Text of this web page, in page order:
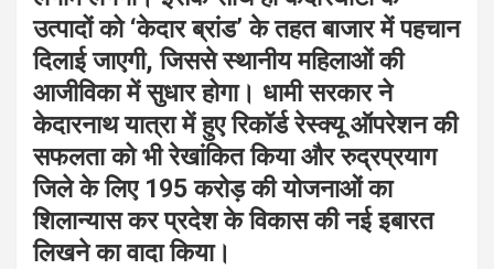
उत्पादों को ‘केदार ब्रांड’ के तहत बाजार में पहचान
दिलाई जाएगी, जिससे स्थानीय महिलाओं की
आजीविका में सुधार होगा। धामी सरकार ने
केदारनाथ यात्रा में हुए रिकॉर्ड रेस्क्यू ऑपरेशन की
सफलता को भी रेखांकित किया और रुद्रप्रयाग
जिले के लिए 195 करोड़ की योजनाओं का
शिलान्यास कर प्रदेश के विकास की नई इबारत
लिखने का वादा किया।